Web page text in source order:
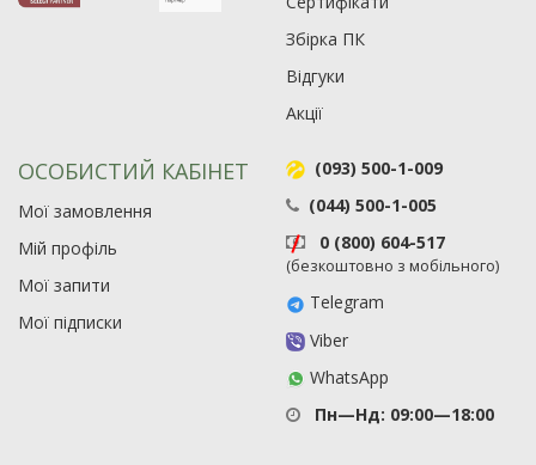
Збірка ПК
Відгуки
Акції
ОСОБИСТИЙ КАБІНЕТ
Мої замовлення
Мій профіль
Мої запити
Мої підписки
(093) 500-1-009
(044) 500-1-005
0 (800) 604-517
(безкоштовно з мобільного)
Telegram
Viber
WhatsApp
Пн—Нд: 09:00—18:00